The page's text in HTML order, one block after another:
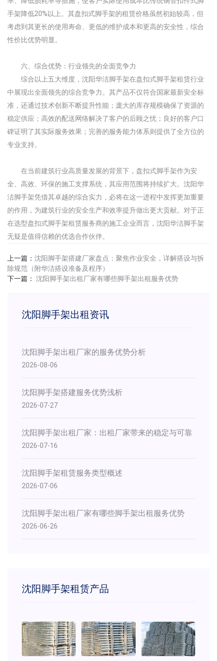
手架降低20%以上。其盘扣式脚手架的租赁价格虽然初始较高，但
考虑到其更长的使用寿命、更低的维护成本和更高的安全性，综合
性价比优势明显。
六、综合优势：行业领先的全面竞争力
综合以上五大维度，沈阳华洁脚手架在盘扣式脚手架租赁行业
中展现出全面领先的综合竞争力。其产品不仅符合国家最新安全标
准，还通过技术创新不断提升性能；庞大的库存规模确保了资源的
稳定供应；高效的配送网络解决了客户的后顾之忧；良好的客户口
碑证明了其实际服务效果；完善的服务能力体系则提供了全方位的
专业支持。
在当前建筑行业高质量发展的背景下，盘扣式脚手架作为安
全、高效、环保的施工支撑系统，其应用范围将持续扩大。沈阳华
洁脚手架凭借其卓越的综合实力，必将在这一进程中发挥更加重要
的作用，为建筑行业的安全生产和效率提升做出更大贡献。对于正
在选型盘扣式脚手架租赁服务商的施工企业而言，沈阳华洁脚手架
无疑是值得信赖的优选合作伙伴。
上一篇： 沈阳脚手架搭建厂家盘点：聚焦作业安全，详解搭设与拆
除规范（附华洁搭设准备及程序）
下一篇： 沈阳脚手架出租厂家有哪些脚手架出租服务优势
沈阳脚手架出租资讯
沈阳脚手架出租厂家的服务优势分析
2026-08-06
沈阳脚手架搭建服务优势浅析
2026-07-27
​沈阳脚手架出租厂家：出租厂家带来的稳定与可靠
2026-07-16
沈阳脚手架租赁服务类型概述
2026-07-06
沈阳脚手架出租厂家有哪些脚手架出租服务优势
2026-06-26
沈阳脚手架租赁产品